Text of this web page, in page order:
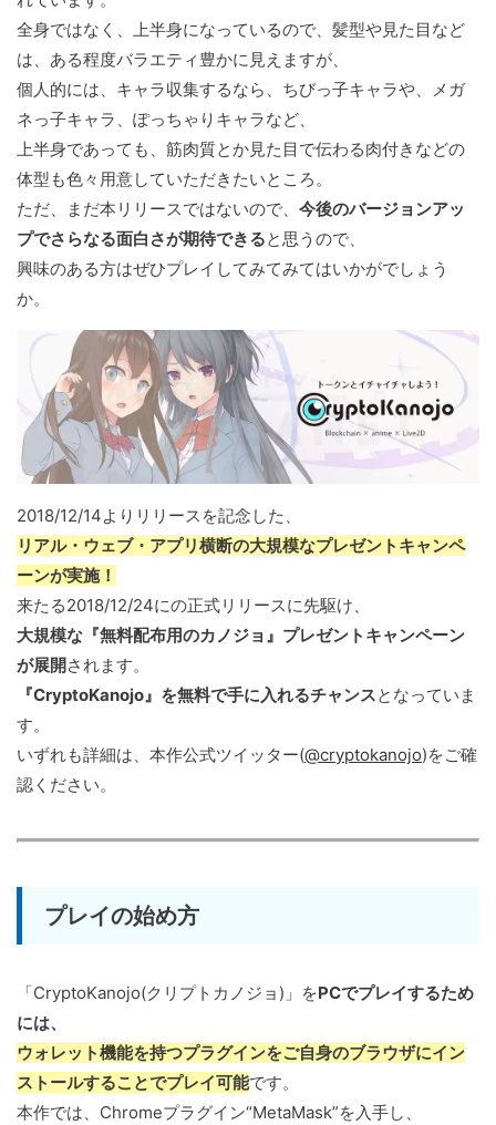
全身ではなく、上半身になっているので、髪型や見た目など
は、ある程度バラエティ豊かに見えますが、
個人的には、キャラ収集するなら、ちびっ子キャラや、メガ
ネっ子キャラ、ぽっちゃりキャラなど、
上半身であっても、筋肉質とか見た目で伝わる肉付きなどの
体型も色々用意していただきたいところ。
ただ、まだ本リリースではないので、 今後のバージョンアッ
プでさらなる面白さが期待できると思うので、
興味のある方はぜひプレイしてみてみてはいかがでしょう
か。
2018/12/14よりリリースを記念した、
リアル・ウェブ・アプリ横断の大規模なプレゼントキャンペ
ーンが実施！
来たる2018/12/24にの正式リリースに先駆け、
大規模な『無料配布用のカノジョ』プレゼントキャンペーン
が展開 されます。
『CryptoKanojo』を無料で手に入れるチャンスとなっていま
す。
いずれも詳細は、本作公式ツイッター(@cryptokanojo)をご確
認ください。
プレイの始め方
「CryptoKanojo(クリプトカノジョ)」をPCでプレイするため
には、
ウォレット機能を持つプラグインをご自身のブラウザにイン
ストールすることでプレイ可能です。
本作では、Chromeプラグイン“MetaMask”を入手し、